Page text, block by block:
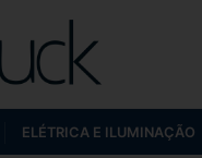
ELÉTRICA E ILUMINAÇÃO